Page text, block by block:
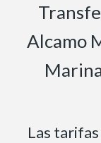
Alcamo
Las